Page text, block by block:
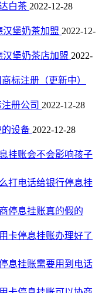
白茶 2022-12-28
汉堡奶茶加盟 2022-12-
堡奶茶店加盟 2022-
标注册（更新中）
册公司 2022-12-28
设备 2022-12-28
挂账会不会影响孩子
打电话给银行停息挂
停息挂账真的假的
卡停息挂账办理好了
息挂账需要用到电话